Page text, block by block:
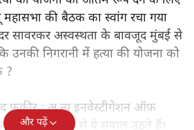
की बैठक का स्वांग रचा गया
सावरकर अस्वस्थता के बावजूद मुंबई से
निगरानी में हत्या की योजना को
?
द फ़कीर : अ न्यू इनवेस्टीगेशन ऑफ़
नामक किताब से ये सवाल उठते हैं।
और पढ़ें